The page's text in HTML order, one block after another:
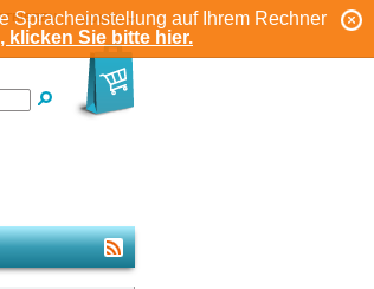
Spracheinstellung auf Ihrem Rechner
klicken Sie bitte hier.
KONTO